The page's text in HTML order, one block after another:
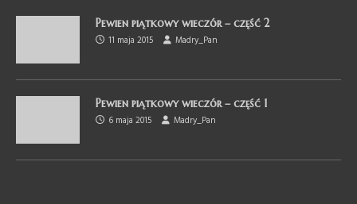
Pewien piątkowy wieczór – część 2
11 maja 2015
Madry_Pan
Pewien piątkowy wieczór – część 1
6 maja 2015
Madry_Pan